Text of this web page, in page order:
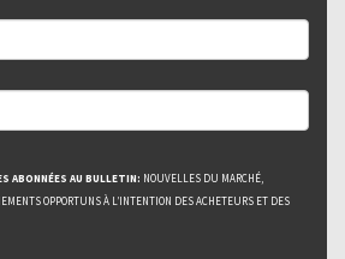
ABONNÉES AU BULLETIN: NOUVELLES DU MARCHÉ,
OPPORTUNS À L’INTENTION DES ACHETEURS ET DES